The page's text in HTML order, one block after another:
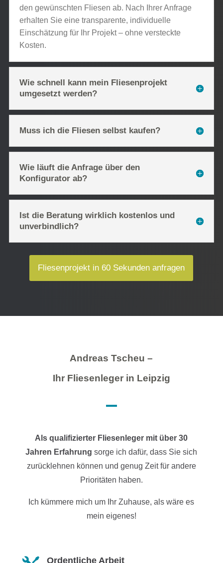
den gewünschten Fliesen ab. Nach Ihrer Anfrage
erhalten Sie eine transparente, individuelle
Einschätzung für Ihr Projekt – ohne versteckte
Kosten.
Wie schnell kann mein Fliesenprojekt
umgesetzt werden?
Muss ich die Fliesen selbst kaufen?
Wie läuft die Anfrage über den
Konfigurator ab?
Ist die Beratung wirklich kostenlos und
unverbindlich?
Fliesenprojekt in 60 Sekunden anfragen
Andreas Tscheu –
Ihr Fliesenleger in Leipzig
Als qualifizierter Fliesenleger mit über 30
Jahren Erfahrungsorge ich dafür, dass Sie sich
zurücklehnen können und genug Zeit für andere
Prioritäten haben.
Ich kümmere mich um Ihr Zuhause, als wäre es
mein eigenes!
Ordentliche Arbeit